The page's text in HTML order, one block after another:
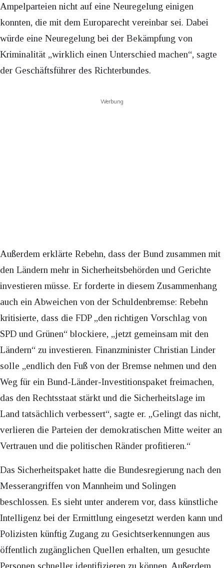
Ampelparteien nicht auf eine Neuregelung einigen
konnten, die mit dem Europarecht vereinbar sei. Dabei
würde eine Neuregelung bei der Bekämpfung von
Kriminalität „wirklich einen Unterschied machen“, sagte
der Geschäftsführer des Richterbundes.
Werbung
Außerdem erklärte Rebehn, dass der Bund zusammen mit
den Ländern mehr in Sicherheitsbehörden und Gerichte
investieren müsse. Er forderte in diesem Zusammenhang
auch ein Abweichen von der Schuldenbremse: Rebehn
kritisierte, dass die FDP „den richtigen Vorschlag von
SPD und Grünen“ blockiere, „jetzt gemeinsam mit den
Ländern“ zu investieren. Finanzminister Christian Linder
solle „endlich den Fuß von der Bremse nehmen und den
Weg für ein Bund-Länder-Investitionspaket freimachen,
das den Rechtsstaat stärkt und die Sicherheitslage im
Land tatsächlich verbessert“, sagte er. „Gelingt das nicht,
verlieren die Parteien der demokratischen Mitte weiter an
Vertrauen und die politischen Ränder profitieren.“
Das Sicherheitspaket hatte die Bundesregierung nach den
Messerangriffen von Mannheim und Solingen
beschlossen. Es sieht unter anderem vor, dass künstliche
Intelligenz bei der Ermittlung eingesetzt werden kann und
Polizisten künftig Zugang zu Gesichtserkennungen aus
öffentlich zugänglichen Quellen erhalten, um gesuchte